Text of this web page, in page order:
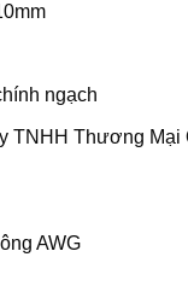
ngạch
TNHH Thương Mại